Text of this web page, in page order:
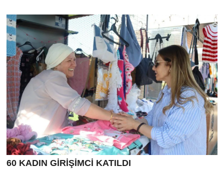
60 KADIN GİRİŞİMCİ KATILDI